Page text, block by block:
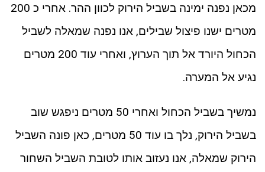
מכאן נפנה ימינה בשביל הירוק לכוון ההר. אחרי כ 200
מטרים ישנו פיצול שבילים, אנו נפנה שמאלה לשביל
הכחול היורד אל תוך הערוץ, ואחרי עוד 200 מטרים
נגיע אל המערה.
נמשיך בשביל הכחול ואחרי 50 מטרים ניפגש שוב
בשביל הירוק, נלך בו עוד 50 מטרים, כאן פונה השביל
הירוק שמאלה, אנו נעזוב אותו לטובת השביל השחור